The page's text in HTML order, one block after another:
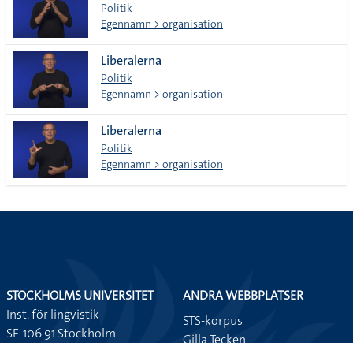
lista
Politik
Egennamn > organisation
Liberalerna
Politik
Egennamn > organisation
Liberalerna
Politik
Egennamn > organisation
STOCKHOLMS UNIVERSITET
Inst. för lingvistik
SE-106 91 Stockholm
ANDRA WEBBPLATSER
STS-korpus
Gilla Tecken